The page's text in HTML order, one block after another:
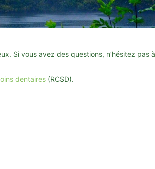
Si vous avez des questions, n’hésitez pas à
dentaires (RCSD).